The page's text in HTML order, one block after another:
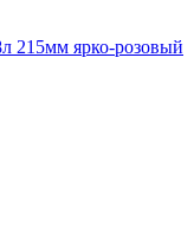
215мм ярко-розовый